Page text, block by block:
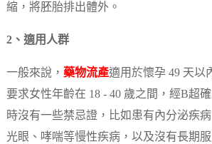
縮，將胚胎排出體外。
2、適用人群
一般來說， 藥物流產適用於懷孕 49 天以
要求女性年齡在 18 - 40 歲之間，經B超
時沒有一些禁忌證，比如患有內分泌疾
光眼、哮喘等慢性疾病，以及沒有長期